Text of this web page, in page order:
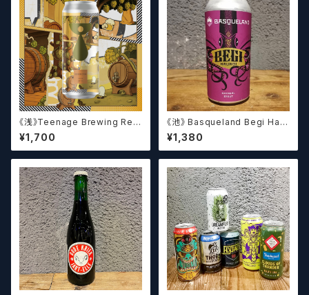
《浅》Teenage Brewing Res
urrection // レザレクション【ク
ラフトビール】
¥1,700
《池》 Basqueland Begi Hau
ndi ベヒ アウンディ
¥1,380